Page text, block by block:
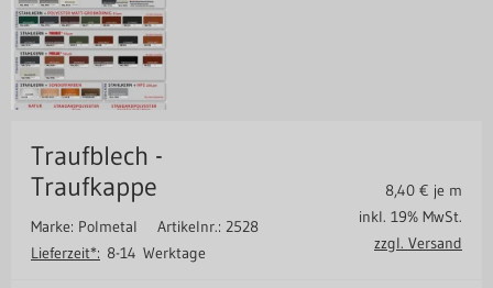
Traufblech -
Traufkappe
Marke: Polmetal Artikelnr.: 2528
Lieferzeit*: 8-14 Werktage
8,40 € je m
inkl. 19% MwSt.
zzgl. Versand